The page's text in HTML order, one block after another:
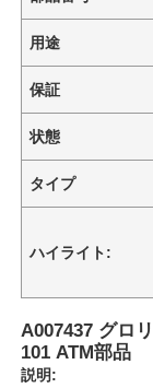
用途
保証
状態
タイプ
ハイライト:
A007437 グロ
101 ATM部品
説明: